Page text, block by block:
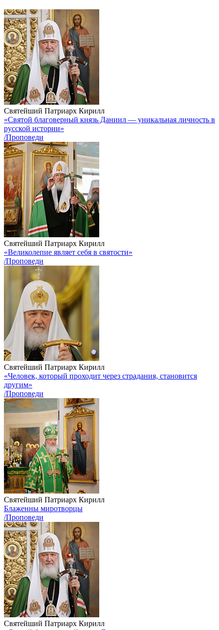
Святейший Патриарх Кирилл
«Святой благоверный князь Даниил — уникальная личность в
русской истории»
/Проповеди
Святейший Патриарх Кирилл
«Великолепие являет себя в святости»
/Проповеди
Святейший Патриарх Кирилл
«Человек, который проходит через страдания, становится
другим»
/Проповеди
Святейший Патриарх Кирилл
Блаженны миротворцы
/Проповеди
Святейший Патриарх Кирилл